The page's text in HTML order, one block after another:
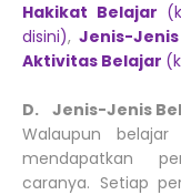
Hakikat Belajar
disini), Jenis-
Aktivitas Belajar
D. Jenis-Jenis
Walaupun
mendapatkan
caranya. Setiap